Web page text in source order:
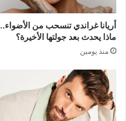
أريانا غراندي تنسحب من الأضواء..
ماذا يحدث بعد جولتها الأخيرة؟
منذ يومين